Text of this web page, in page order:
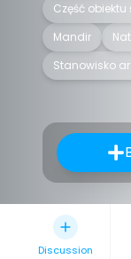
Część obiektu
Mandir
Stanowisko
Discussion